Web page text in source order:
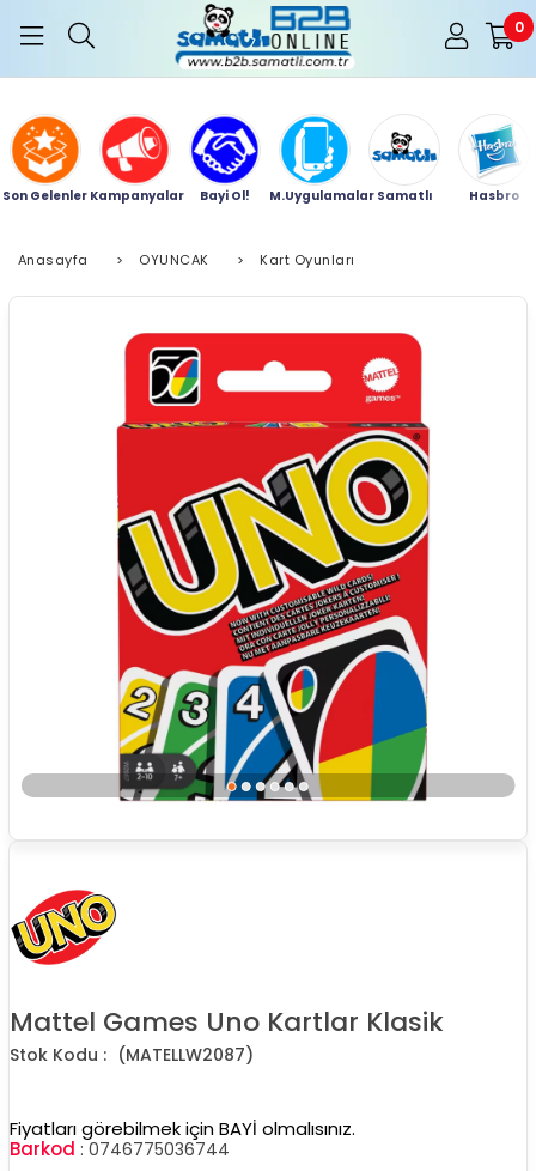
0
Son Gelenler Kampanyalar Bayi Ol! M.Uygulamalar Samatlı Hasbro
Anasayfa > OYUNCAK > Kart Oyunları
Mattel Games Uno Kartlar Klasik
(MATELLW2087)
Fiyatları görebilmek için BAYİ olmalısınız.
Barkod : 0746775036744